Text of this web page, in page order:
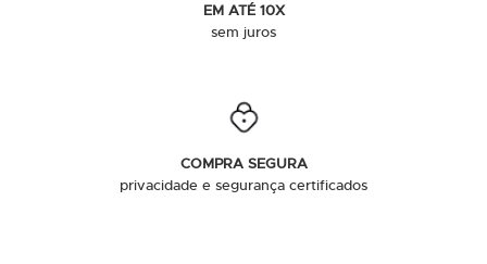
EM ATÉ 10X
sem juros
COMPRA SEGURA
privacidade e segurança certificados